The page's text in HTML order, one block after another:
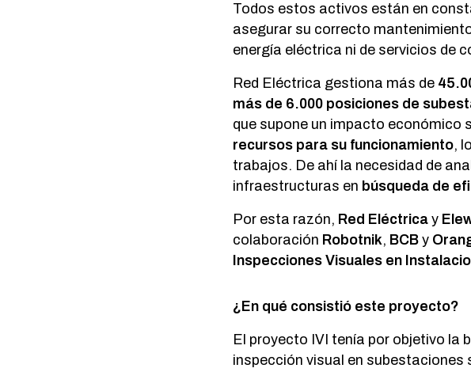
Todos estos activos están en
asegurar su correcto
energía eléctrica ni de servicios de
Red Eléctrica gestiona más de
más de 6.000 posiciones de
que supone un impacto económico
recursos para su funcionamiento,
trabajos. De ahí la necesidad de
infraestructuras en búsqueda de
Por esta razón, Red Eléctrica y
colaboración Robotnik, BCB y
Inspecciones Visuales en
¿En qué consistió este proyecto?
El proyecto IVI tenía por objetivo la
inspección visual en subestaciones